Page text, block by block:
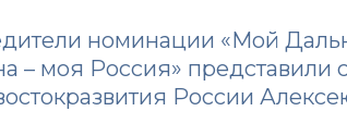
номинации «Мой
– моя Россия»
России